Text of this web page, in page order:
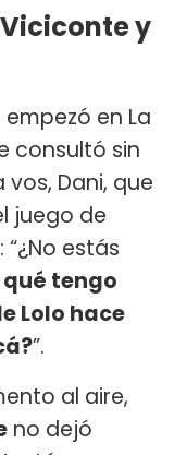
y
en La
consultó sin
Dani, que
juego de
estás
qué tengo
Lolo hace
”.
al aire,
no dejó